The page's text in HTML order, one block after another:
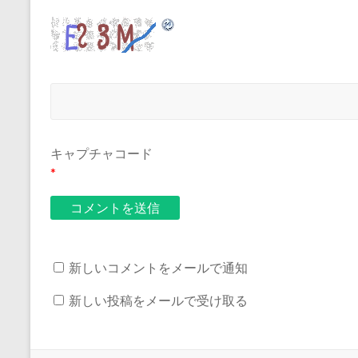
キャプチャコード
*
新しいコメントをメールで通知
新しい投稿をメールで受け取る